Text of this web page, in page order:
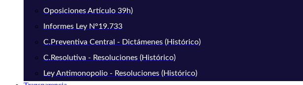
Oposiciones Artículo 39h)
Informes Ley N°19.733
C.Preventiva Central - Dictámenes (Histórico)
C.Resolutiva - Resoluciones (Histórico)
Ley Antimonopolio - Resoluciones (Histórico)